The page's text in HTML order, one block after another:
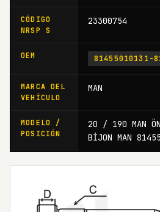
CÓDIGO
NRSP S
23300754
OEM 81455010131-
MARCA DEL
VEHÍCULO
MAN
MODELO /
POSICIÓN
20 / 190 MAN
BİJON MAN